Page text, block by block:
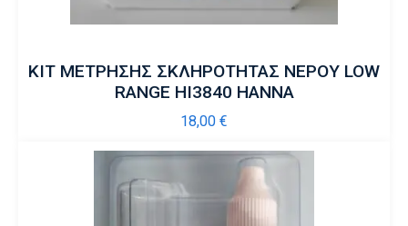
KIT ΜΕΤΡΗΣΗΣ ΣΚΛΗΡΟΤΗΤΑΣ ΝΕΡΟΥ LOW
RANGE HI3840 HANNA
18,00 €